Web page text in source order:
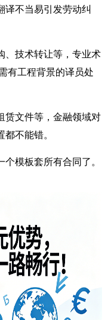
译不当易引发劳动纠
技术转让等，专业术
有工程背景的译员处
文件等，金融领域对
不能错。
模板套所有合同了。